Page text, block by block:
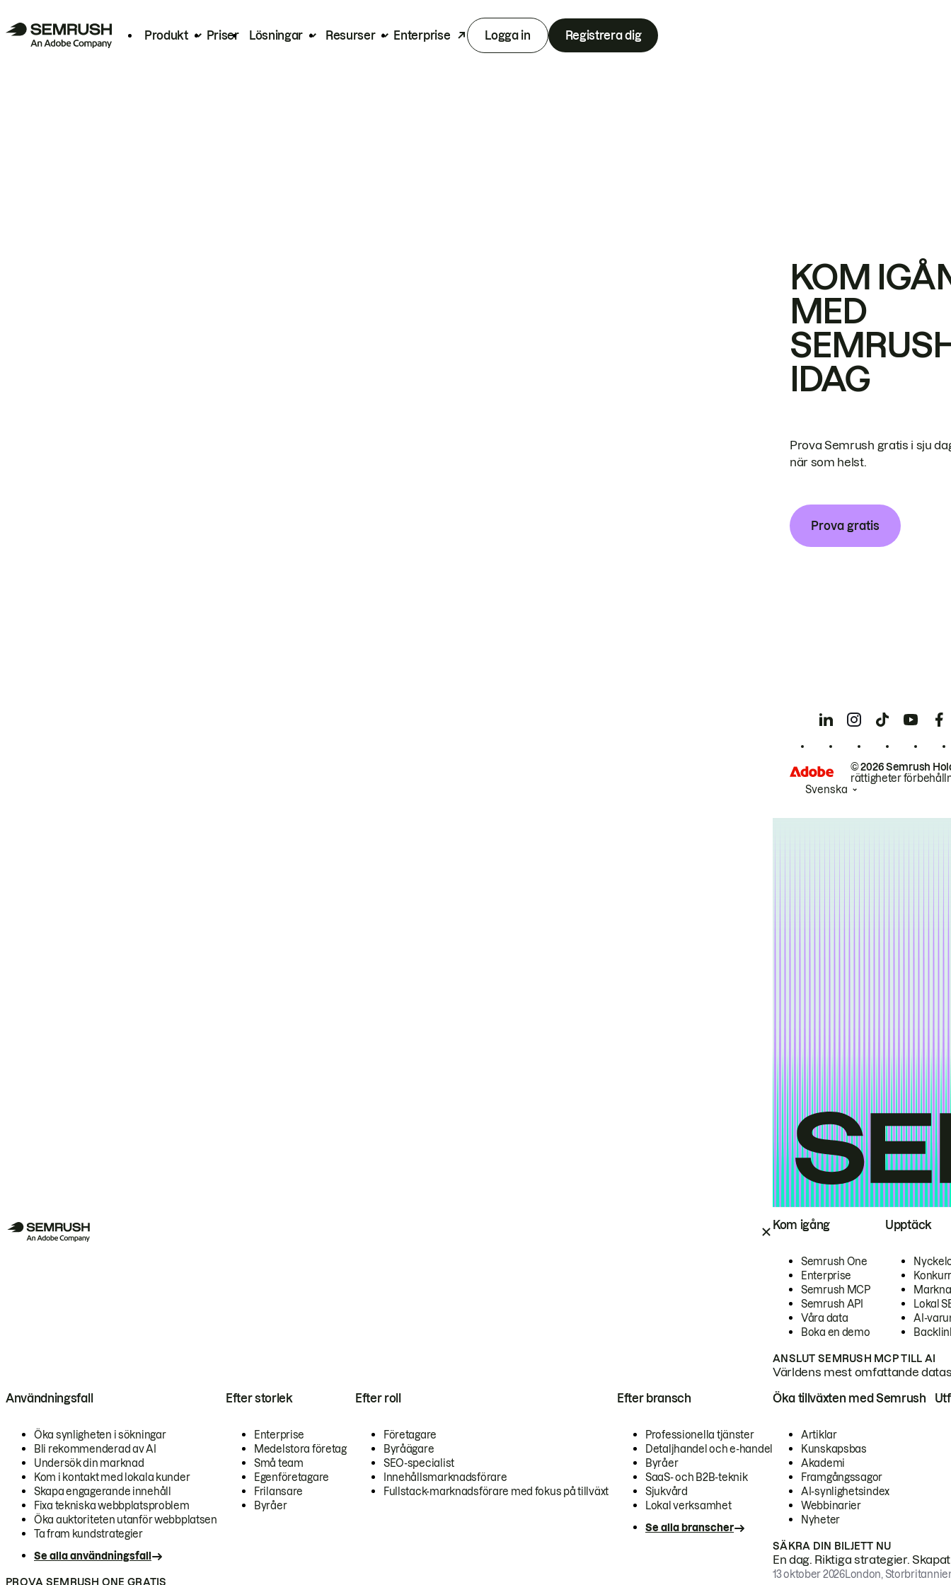
Produkt Priser Lösningar Resurser Enterprise Logga in Registrera dig
Kom igång
Semrush One
Enterprise
Semrush MCP
Semrush API
Våra data
Boka en demo
Upptäck
Lokal
AI-
ANSLUT SEMRUSH MCP TILL AI
Världens mest omfattande
Användningsfall
Öka synligheten i sökningar
Bli rekommenderad av AI
Undersök din marknad
Kom i kontakt med lokala kunder
Skapa engagerande innehåll
Fixa tekniska webbplatsproblem
Öka auktoriteten utanför webbplatsen
Ta fram kundstrategier
Se alla användningsfall
Efter storlek
Enterprise
Medelstora företag
Små team
Egenföretagare
Frilansare
Byråer
Efter roll
Företagare
Byråägare
SEO-specialist
Innehållsmarknadsförare
Fullstack-marknadsförare med fokus på tillväxt
Efter bransch
Professionella tjänster
Detaljhandel och e-handel
Byråer
SaaS- och B2B-teknik
Sjukvård
Lokal verksamhet
Se alla branscher
PROVA SEMRUSH ONE GRATIS
Öka tillväxten med Semrush
Artiklar
Kunskapsbas
Akademi
Framgångssagor
AI-synlighetsindex
Webbinarier
Nyheter
SÄKRA DIN BILJETT NU
En dag. Riktiga strategier.
13 oktober 2026London,
KOM
MED
IDAG
Prova Semrush gratis i sju
när som helst.
Prova gratis
© 2026 Semrush
rättigheter
Svenska